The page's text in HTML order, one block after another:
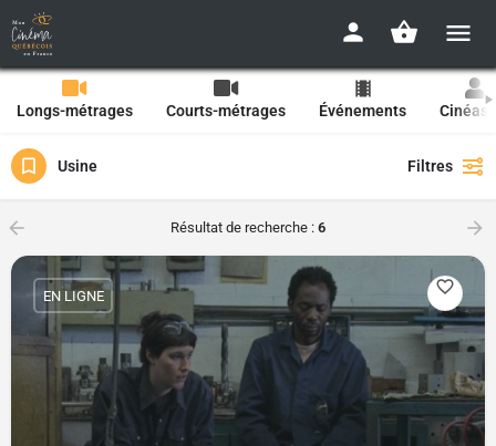
Longs-métrages Courts-métrages Événements
Usine Filtres
Résultat de recherche : 6
EN LIGNE